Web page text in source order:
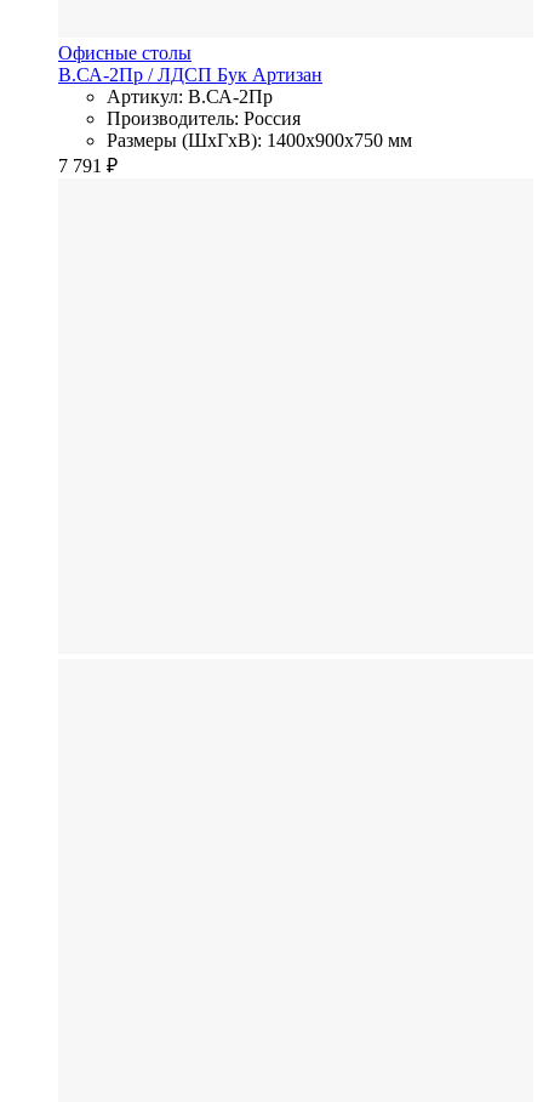
Офисные столы
В.СА-2Пр / ЛДСП Бук Артизан
Артикул: В.СА-2Пр
Производитель: Россия
Размеры (ШхГхВ): 1400x900x750 мм
7 791 ₽